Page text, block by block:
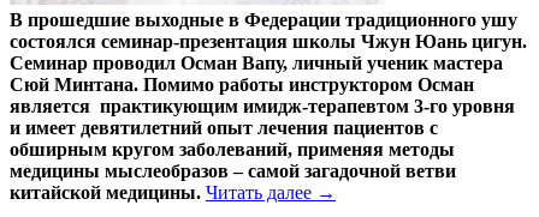
В прошедшие выходные в Федерации традиционного ушу
состоялся семинар-презентация школы Чжун Юань цигун.
Семинар проводил Осман Вапу, личный ученик мастера
Сюй Минтана. Помимо работы инструктором Осман
является практикующим имидж-терапевтом 3-го уровня
и имеет девятилетний опыт лечения пациентов с
обширным кругом заболеваний, применяя методы
медицины мыслеобразов – самой загадочной ветви
китайской медицины. Читать далее Секрет
→